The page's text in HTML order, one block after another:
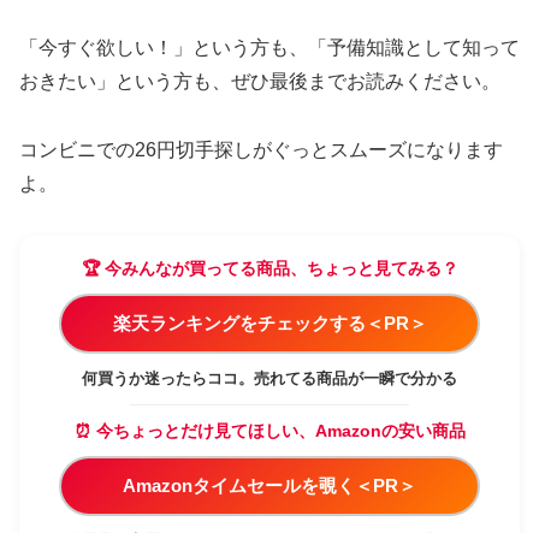
「今すぐ欲しい！」という方も、「予備知識として知って
おきたい」という方も、ぜひ最後までお読みください。
コンビニでの26円切手探しがぐっとスムーズになります
よ。
🏆 今みんなが買ってる商品、ちょっと見てみる？
楽天ランキングをチェックする＜PR＞
何買うか迷ったらココ。売れてる商品が一瞬で分かる
⏰ 今ちょっとだけ見てほしい、Amazonの安い商品
Amazonタイムセールを覗く＜PR＞